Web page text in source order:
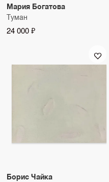
Мария Богатова
Туман
24 000 ₽
Борис Чайка